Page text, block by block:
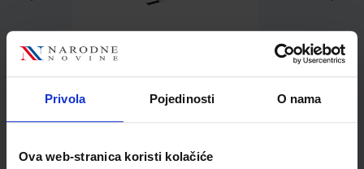
Privola Pojedinosti O nama
Ova web-stranica koristi kolačiće